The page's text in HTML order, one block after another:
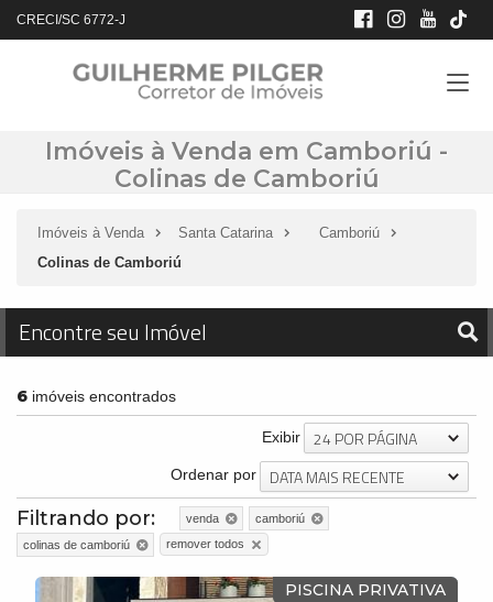
CRECI/SC 6772-J
Imóveis à Venda em Camboriú -
Colinas de Camboriú
Imóveis à Venda Santa Catarina
Camboriú
Colinas de Camboriú
Encontre seu Imóvel
6 imóveis encontrados
Exibir 24 POR PÁGINA
Ordenar por DATA MAIS RECENTE
Filtrando por: venda
camboriú
colinas de camboriú
remover todos
PISCINA PRIVATIVA